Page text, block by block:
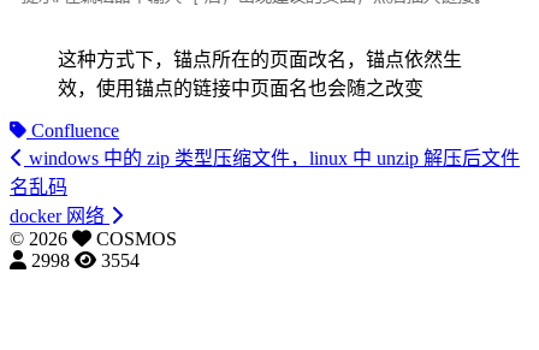
这种方式下，锚点所在的页面改名，锚点依然生
效，使用锚点的链接中页面名也会随之改变
Confluence
windows 中的 zip 类型压缩文件，linux 中 unzip 解压后文件
名乱码
docker 网络
© 2026
COSMOS
2998
3554